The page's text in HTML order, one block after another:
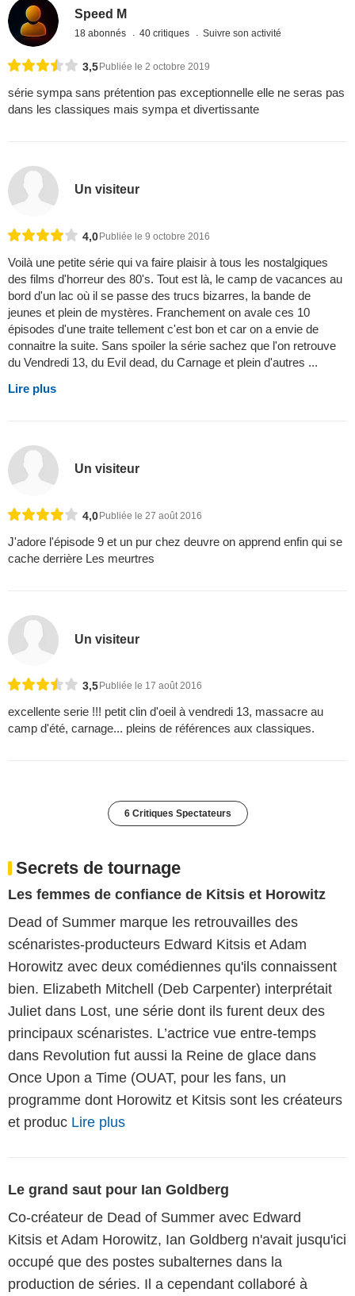
Speed M
18 abonnés 40 critiques Suivre son activité
3,5Publiée le 2 octobre 2019
série sympa sans prétention pas exceptionnelle elle ne seras pas
dans les classiques mais sympa et divertissante
Un visiteur
4,0Publiée le 9 octobre 2016
Voilà une petite série qui va faire plaisir à tous les nostalgiques
des films d'horreur des 80's. Tout est là, le camp de vacances au
bord d'un lac où il se passe des trucs bizarres, la bande de
jeunes et plein de mystères. Franchement on avale ces 10
épisodes d'une traite tellement c'est bon et car on a envie de
connaitre la suite. Sans spoiler la série sachez que l'on retrouve
du Vendredi 13, du Evil dead, du Carnage et plein d'autres ...
Lire plus
Un visiteur
4,0 Publiée le 27 août 2016
J'adore l'épisode 9 et un pur chez deuvre on apprend enfin qui se
cache derrière Les meurtres
Un visiteur
3,5 Publiée le 17 août 2016
excellente serie !!! petit clin d'oeil à vendredi 13, massacre au
camp d'été, carnage... pleins de références aux classiques.
6 Critiques Spectateurs
Secrets de tournage
Les femmes de confiance de Kitsis et Horowitz
Dead of Summer marque les retrouvailles des
scénaristes-producteurs Edward Kitsis et Adam
Horowitz avec deux comédiennes qu'ils connaissent
bien. Elizabeth Mitchell (Deb Carpenter) interprétait
Juliet dans Lost, une série dont ils furent deux des
principaux scénaristes. L’actrice vue entre-temps
dans Revolution fut aussi la Reine de glace dans
Once Upon a Time (OUAT, pour les fans, un
programme dont Horowitz et Kitsis sont les créateurs
et produc Lire plus
Le grand saut pour Ian Goldberg
Co-créateur de Dead of Summer avec Edward
Kitsis et Adam Horowitz, Ian Goldberg n'avait jusqu'ici
occupé que des postes subalternes dans la
production de séries. Il a cependant collaboré à